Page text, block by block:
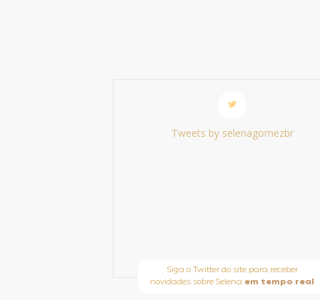
Tweets by selenagomezbr
Siga o Twitter do site para receber
novidades sobre Selena em tempo real